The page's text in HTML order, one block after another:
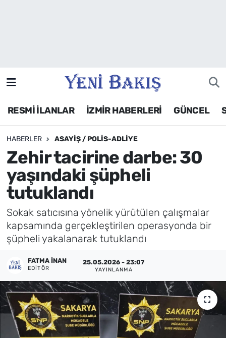
RESMİ İLANLAR İZMİR HABERLERİ GÜNCEL
HABERLER ASAYIŞ / POLIS-ADLIYE
Zehir tacirine darbe: 30
yaşındaki şüpheli
tutuklandı
Sokak satıcısına yönelik yürütülen çalışmalar
kapsamında gerçekleştirilen operasyonda bir
şüpheli yakalanarak tutuklandı
FATMA İNAN
EDITÖR
25.05.2026 - 23:07
YAYINLANMA
Siyaset
Asayiş / Polis-Adliye
Magazin
Foto Galeri
Künye
İletişim